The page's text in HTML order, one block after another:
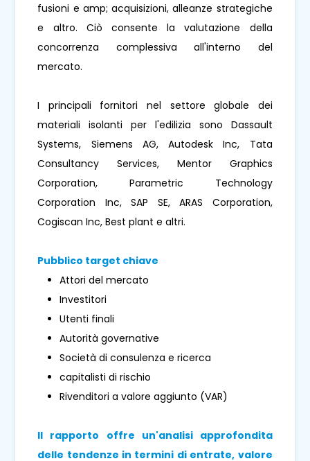
fusioni e amp; acquisizioni, alleanze strategiche
e altro. Ciò consente la valutazione della
concorrenza complessiva all'interno del
mercato.
I principali fornitori nel settore globale dei
materiali isolanti per l'edilizia sono Dassault
Systems, Siemens AG, Autodesk Inc, Tata
Consultancy Services, Mentor Graphics
Corporation, Parametric Technology
Corporation Inc, SAP SE, ARAS Corporation,
Cogiscan Inc, Best plant e altri.
Pubblico target chiave
Attori del mercato
Investitori
Utenti finali
Autorità governative
Società di consulenza e ricerca
capitalisti di rischio
Rivenditori a valore aggiunto (VAR)
Il rapporto offre un'analisi approfondita
delle tendenze in termini di entrate, valore